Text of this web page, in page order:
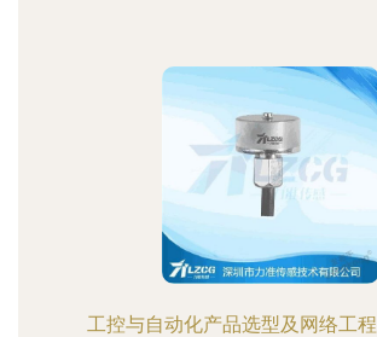
工控与自动化产品选型及网络工